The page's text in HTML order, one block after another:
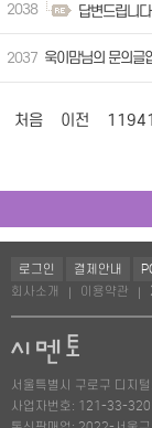
2038 답변드립니
2037 욱이맘님의 문의글
처음 이전 11941
로그인 결제안내
회사소개
이용약관
서울특별시 구로구 디지
사업자번호: 121-33-